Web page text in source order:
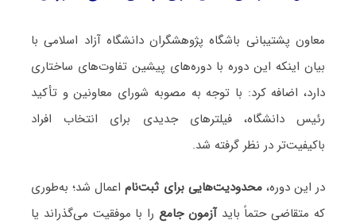
معاون پشتیبانی باشگاه پژوهشگران دانشگاه آزاد اسلامی با
بیان اینکه این دوره با دوره‌های پیشین تفاوت‌های ساختاری
دارد، اضافه کرد: با توجه به مصوبه شورای معاونین و تأکید
رئیس دانشگاه، فیلترهای جدیدی برای انتخاب افراد
باکیفیت‌تر در نظر گرفته شد.
در این دوره،محدودیت‌هایی برای ثبت‌ناماعمال شد؛ به‌طوری
که متقاضی حتماً بایدآزمون جامع را با موفقیت می‌گذراند یا